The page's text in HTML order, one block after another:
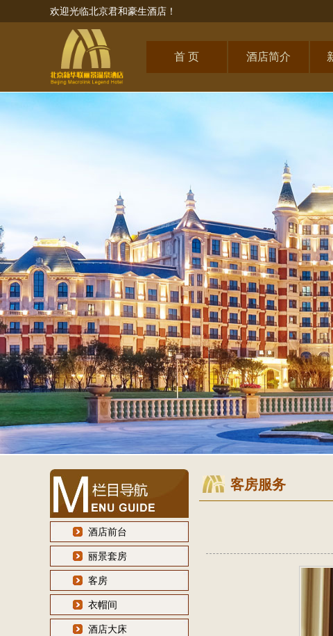
欢迎光临北京君和豪生酒店！
首 页 酒店简介
酒店前台
丽景套房
客房
衣帽间
酒店大床
客房服务